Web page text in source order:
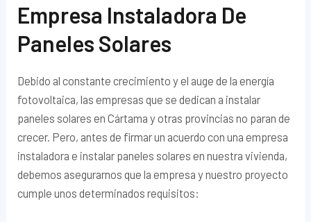
Empresa Instaladora De
Paneles Solares
Debido al constante crecimiento y el auge de la energía
fotovoltaica, las empresas que se dedican a instalar
paneles solares en Cártama y otras provincias no paran de
crecer. Pero, antes de firmar un acuerdo con una empresa
instaladora e instalar paneles solares en nuestra vivienda,
debemos asegurarnos que la empresa y nuestro proyecto
cumple unos determinados requisitos: